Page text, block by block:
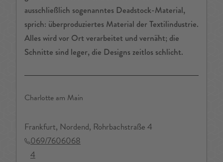
ausschließlich sogenanntes Deadstock-Material,
sprich: überproduziertes Material der Textilindustrie.
Alles wird vor Ort verarbeitet und vernäht; die
Schnitte sind leger, die Designs zeitlos schlicht.
Charlotte am Main
Frankfurt, Nordend, Rohrbachstraße 4
069/7606068
4